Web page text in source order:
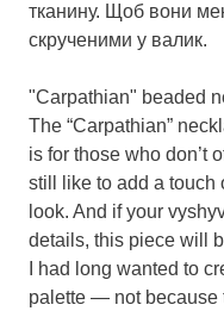
тканину. Щоб вони
скрученими у валик.
"Carpathian" beaded
The “Carpathian”
is for those who don’t
still like to add a touch
look. And if your
details, this piece will
I had long wanted to
palette — not because